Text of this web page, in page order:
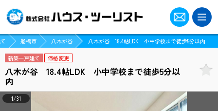
船橋市 八木が谷 八木が谷 18.4帖LDK 小中学校まで徒歩5分以内
新築一戸建て 価格変更
八木が谷 18.4帖LDK 小中学校まで徒歩5分以
内
1/31